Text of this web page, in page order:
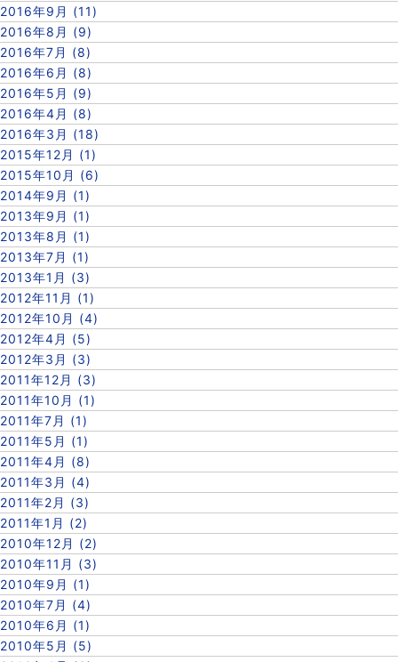
2016年9月 (11)
2016年8月 (9)
2016年7月 (8)
2016年6月 (8)
2016年5月 (9)
2016年4月 (8)
2016年3月 (18)
2015年12月 (1)
2015年10月 (6)
2014年9月 (1)
2013年9月 (1)
2013年8月 (1)
2013年7月 (1)
2013年1月 (3)
2012年11月 (1)
2012年10月 (4)
2012年4月 (5)
2012年3月 (3)
2011年12月 (3)
2011年10月 (1)
2011年7月 (1)
2011年5月 (1)
2011年4月 (8)
2011年3月 (4)
2011年2月 (3)
2011年1月 (2)
2010年12月 (2)
2010年11月 (3)
2010年9月 (1)
2010年7月 (4)
2010年6月 (1)
2010年5月 (5)